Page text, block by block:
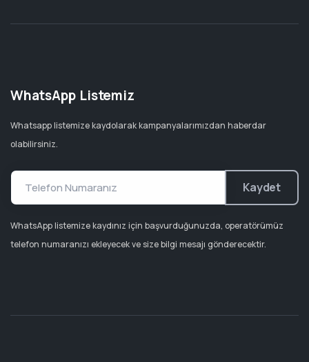
WhatsApp Listemiz
Whatsapp listemize kaydolarak kampanyalarımızdan haberdar
olabilirsiniz.
Kaydet
WhatsApp listemize kaydınız için başvurduğunuzda, operatörümüz
telefon numaranızı ekleyecek ve size bilgi mesajı gönderecektir.